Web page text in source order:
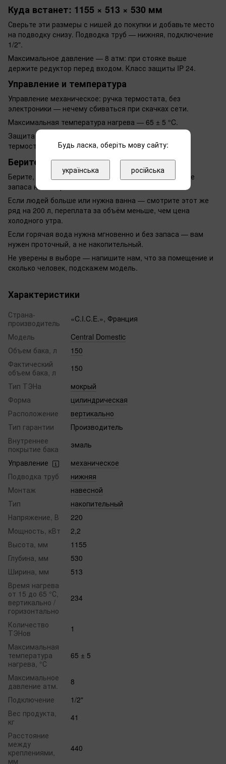
Куда встанет: 1155 × 513 × 530 мм
Сверьте эти размеры с нишей до покупки и добавьте место
на подводку снизу. Подводка труб — нижняя, подключение
1/2".
Максимальное давление — 8 атм: при стояке выше
держите редуктор перед входом. Класс защиты IP 24.
Управление и температура
Управление механическое: ручка термостата, без
электроники — нечему сбиваться при скачках сети.
Максимальная температура нагрева — 65 ± 5 °C.
Защита от перегрева отключает ТЭН при отказе
термостата.
Берите, если
Берите, если вас трое и больше и посчитанного выше
запаса на вечер вам хватает.
Если людей больше или нужна ванна — смотрите этот же
ряд на 200 л, переплата за объём меньше, чем цена
холодного утра.
Если горячая вода нужна мгновенно и без запаса — вам
нужен проточный, а не накопительный.
Не уверены в выборе — напишите нам, что за помещение и
сколько человек, подскажем модель.
Характеристики
Страна-
производитель
«C.I.C.E.», Франция
Модель
Central Domestic
Объем бака, л
150
Фактический
объем бака, л
150
Тип ТЭНа
мокрый
Форма
цилиндрическая
Расположение
вертикально
Тип гарантии
Производитель
Внутреннее
покрытие бака
эмаль
Управление
механическое
Подводка труб
нижняя
Монтаж
навесной
Тип
накопительный
Напряжение, В
220
Мощность, кВт
2,2
Высота, мм
1155
Глубина, мм
530
Ширина, мм
513
Время нагрева
от 15 до 65 °С,
вертикально /
горизонтально
234
Количество
ТЭНов
1
Максимальная
температура
нагрева, °С
65 ± 5
Максимальное
давление атм.
8
Подключение
1/2"
Вес продукта,
кг
41
Расстояние
между
креплениями,
мм
440
Будь ласка, оберіть мову сайту:
українська російська